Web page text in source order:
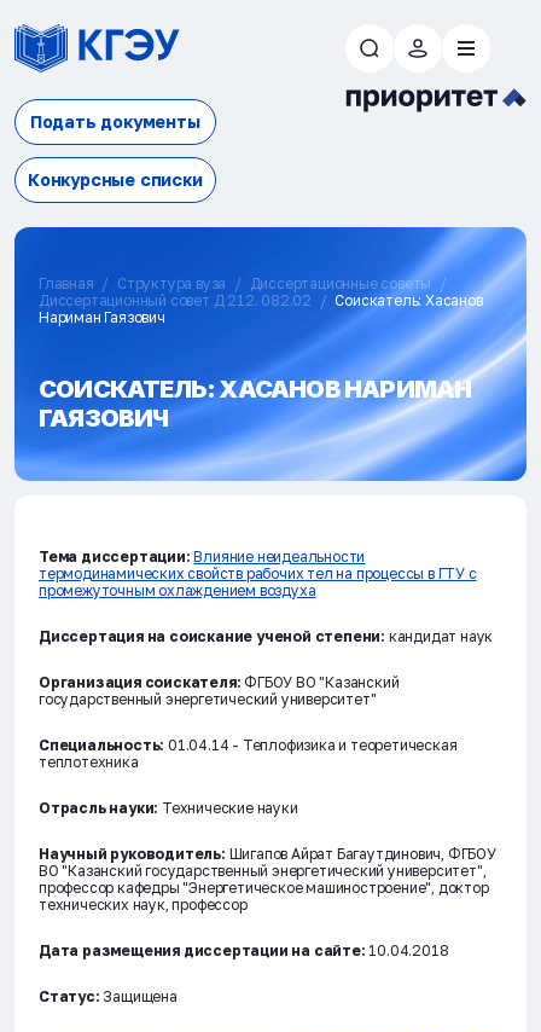
Подать документы
Конкурсные списки
Главная Структура вуза
Диссертационные советы
Диссертационный совет Д 212. 082.02
Соискатель: Хасанов
Нариман Гаязович
СОИСКАТЕЛЬ: ХАСАНОВ НАРИМАН
ГАЯЗОВИЧ
Тема диссертации:Влияние неидеальности
термодинамических свойств рабочих тел на процессы в ГТУ с
промежуточным охлаждением воздуха
Диссертация на соискание ученой степени: кандидат наук
Организация соискателя: ФГБОУ ВО "Казанский
государственный энергетический университет"
Специальность: 01.04.14 - Теплофизика и теоретическая
теплотехника
Отрасль науки: Технические науки
Научный руководитель: Шигапов Айрат Багаутдинович, ФГБОУ
ВО "Казанский государственный энергетический университет",
профессор кафедры "Энергетическое машиностроение", доктор
технических наук, профессор
Дата размещения диссертации на сайте: 10.04.2018
Статус: Защищена